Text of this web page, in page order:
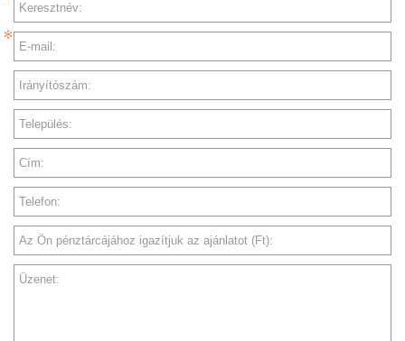
Keresztnév:
E-mail:
Irányítószám:
Település:
Cím:
Telefon:
Az Ön pénztárcájához igazítjuk az ajánlatot (Ft):
Üzenet: